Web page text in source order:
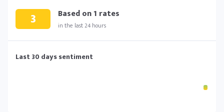
3 Based on1 rates
in the last 24 hours
Last 30 days sentiment